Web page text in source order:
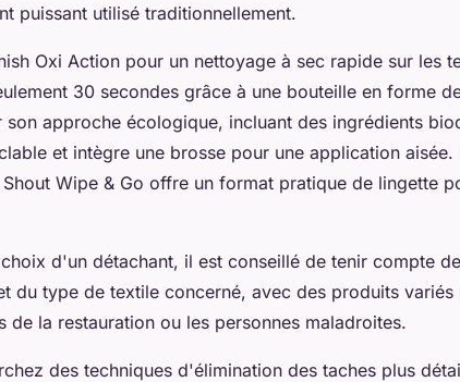
puissant utilisé traditionnellement.
Oxi Action pour un nettoyage à sec rapide sur les
30 secondes grâce à une bouteille en forme
son approche écologique, incluant des ingrédients
et intègre une brosse pour une application aisée.
Wipe & Go offre un format pratique de lingette
d'un détachant, il est conseillé de tenir compte
du type de textile concerné, avec des produits
de la restauration ou les personnes maladroites.
des techniques d'élimination des taches plus